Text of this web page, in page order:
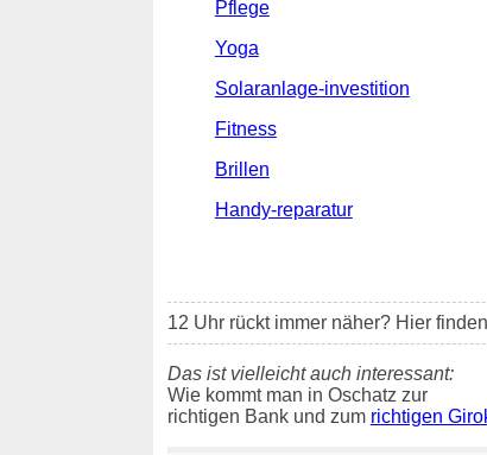
Pflege
Yoga
Solaranlage-investition
Fitness
Brillen
Handy-reparatur
12 Uhr rückt immer näher? Hier
Das ist vielleicht auch interessant:
Wie kommt man in Oschatz zur
richtigen Bank und zum richtigen